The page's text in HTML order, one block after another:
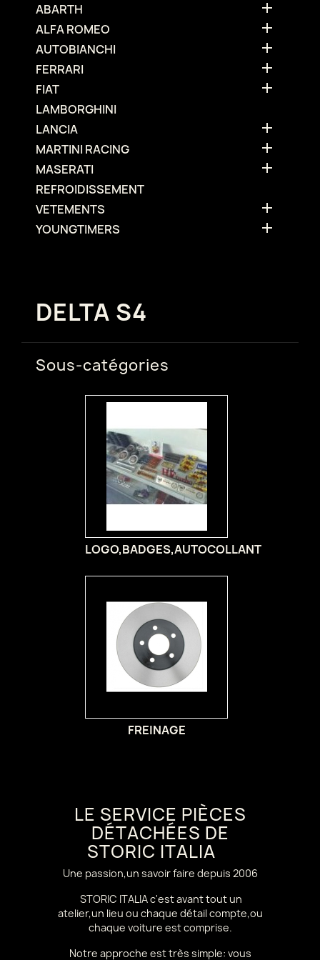
ABARTH 
ALFA ROMEO 
AUTOBIANCHI 
FERRARI 
FIAT 
LAMBORGHINI
LANCIA

MARTINI RACING 
MASERATI 
REFROIDISSEMENT
VETEMENTS

YOUNGTIMERS 
DELTA S4
Sous-catégories
LOGO,BADGES,AUTOCOLLANT
FREINAGE
LE SERVICE PIÈCES
DÉTACHÉES DE
STORIC ITALIA
Une passion,un savoir faire depuis 2006
STORIC ITALIA c'est avant tout un
atelier,un lieu ou chaque détail compte,ou
chaque voiture est comprise.
Notre approche est très simple: vous